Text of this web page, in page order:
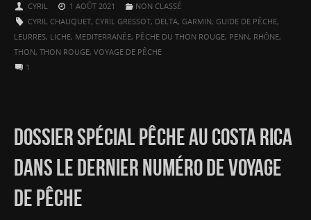
CYRIL 1 AOÛT 2021
NON CLASSÉ
CYRIL CHAUQUET, CYRIL GRESSOT, DELTA, GARMIN, GUIDE DE PÊCHE,
LEURRES, LICHE, MEDITERRANÉE, PÊCHE DU THON ROUGE, PENN, RHÔNE,
THON, THON ROUGE, VOYAGE DE PÊCHE
1
DOSSIER SPÉCIAL PÊCHE AU COSTA RICA
DANS LE DERNIER NUMÉRO DE VOYAGE
DE PÊCHE